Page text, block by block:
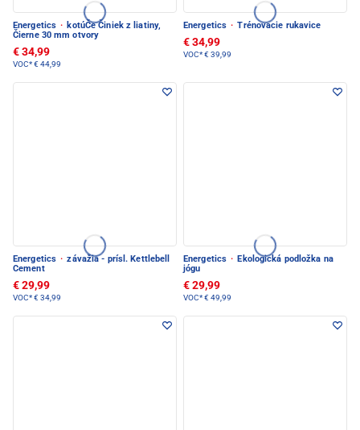
Energetics · kotúČe Činiek z liatiny,
Čierne 30 mm otvory
€ 34,99
VOC*€ 44,99
Energetics · Trénovacie rukavice
€ 34,99
VOC*€ 39,99
Energetics · závažia - prísl. Kettlebell
Cement
€ 29,99
VOC*€ 34,99
Energetics · Ekologická podložka na
jógu
€ 29,99
VOC*€ 49,99